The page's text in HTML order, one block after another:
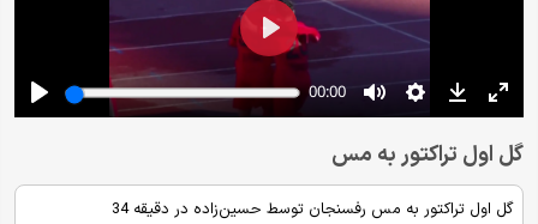
گل اول تراکتور به مس
گل اول تراکتور به مس رفسنجان توسط حسین‌زاده در دقیقه 34